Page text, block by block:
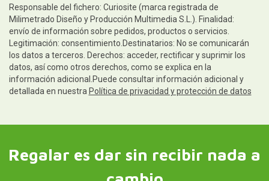
Responsable del fichero: Curiosite (marca registrada de
Milimetrado Diseño y Producción Multimedia S.L.). Finalidad:
envío de información sobre pedidos, productos o servicios.
Legitimación: consentimiento.Destinatarios: No se comunicarán
los datos a terceros. Derechos: acceder, rectificar y suprimir los
datos, así como otros derechos, como se explica en la
información adicional.Puede consultar información adicional y
detallada en nuestra Política de privacidad y protección de datos
Regalar es dar sin recibir nada a